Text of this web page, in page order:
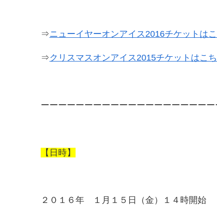
⇒ニューイヤーオンアイス2016チケットは
⇒クリスマスオンアイス2015チケットはこ
ーーーーーーーーーーーーーーーーーーーー
【日時】
２０１６年 １月１５日（金）１４時開始